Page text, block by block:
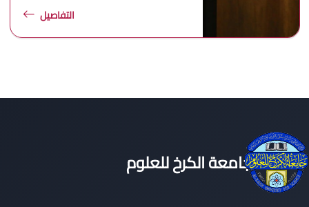
التفاصيل
جامعة الكرخ للعلوم